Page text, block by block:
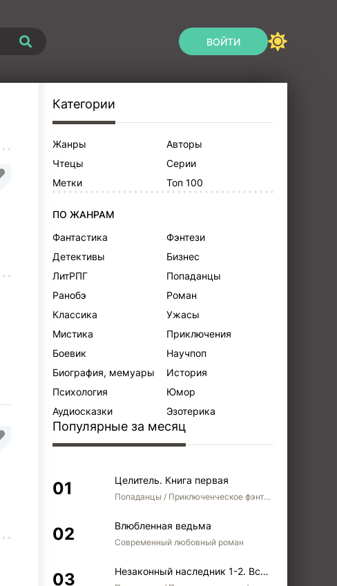
ВОЙТИ
Категории
Жанры
Авторы
Чтецы
Серии
Метки
Топ 100
ПО ЖАНРАМ
Фантастика
Фэнтези
Детективы
Бизнес
ЛитРПГ
Попаданцы
Ранобэ
Роман
Классика
Ужасы
Мистика
Приключения
Боевик
Научпоп
Биография, мемуары
История
Психология
Юмор
Аудиосказки
Эзотерика
Популярные за месяц
Целитель. Книга первая
Попаданцы / Приключенческое фэнтези / Боевое фэнтези
Влюбленная ведьма
Современный любовный роман
Незаконный наследник 1-2. Вспомнить, кем был. Стать собой. Остаться собой